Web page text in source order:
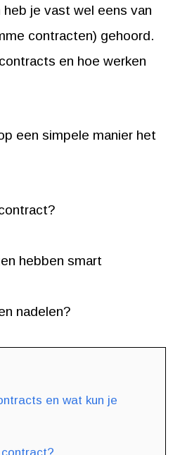
je vast wel eens van
contracten) gehoord.
en hoe werken
een simpele manier het
hebben smart
nadelen?
en wat kun je